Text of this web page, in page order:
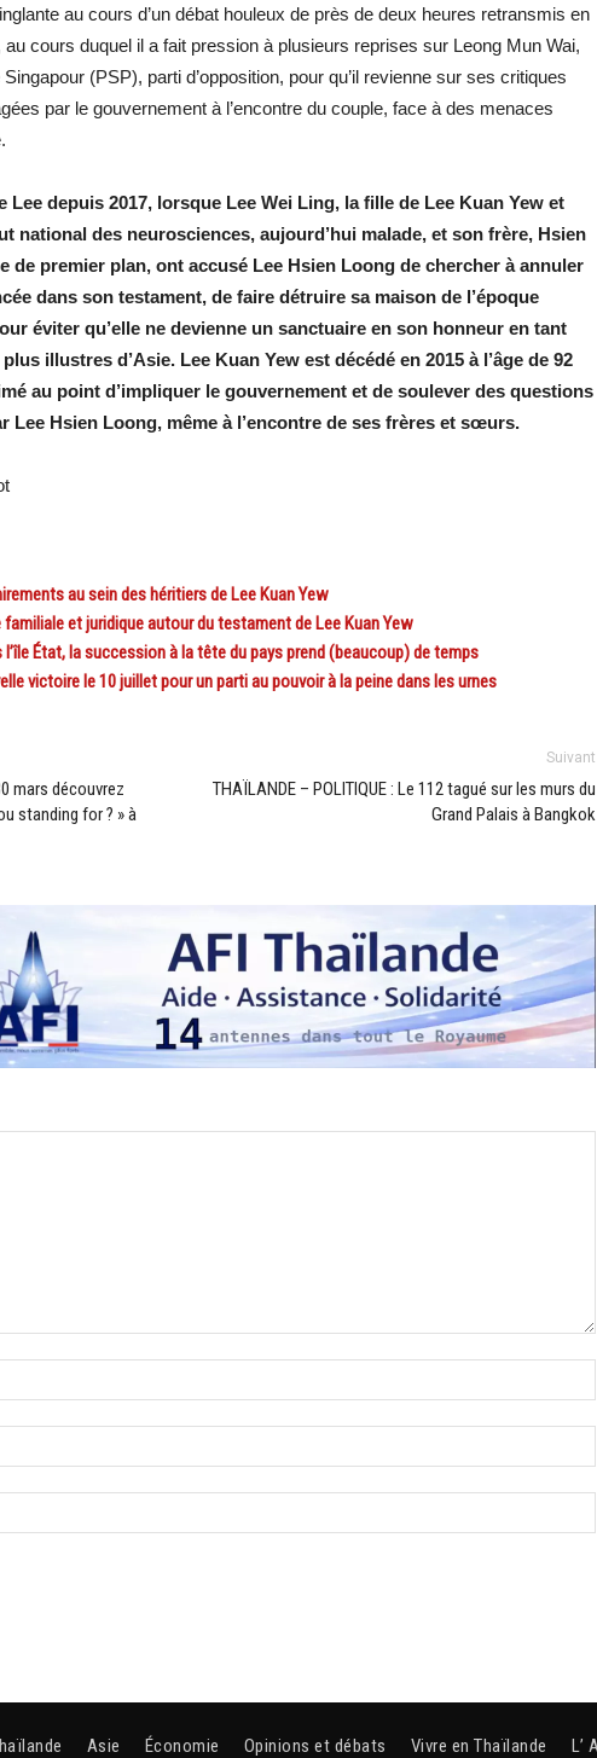
au cours d’un débat houleux de près de deux heures retransmis en
cours duquel il a fait pression à plusieurs reprises sur Leong Mun Wai,
(PSP), parti d’opposition, pour qu’il revienne sur ses critiques
par le gouvernement à l’encontre du couple, face à des menaces
depuis 2017, lorsque Lee Wei Ling, la fille de Lee Kuan Yew et
national des neurosciences, aujourd’hui malade, et son frère, Hsien
de premier plan, ont accusé Lee Hsien Loong de chercher à annuler
dans son testament, de faire détruire sa maison de l’époque
éviter qu’elle ne devienne un sanctuaire en son honneur en tant
illustres d’Asie. Lee Kuan Yew est décédé en 2015 à l’âge de 92
au point d’impliquer le gouvernement et de soulever des questions
Lee Hsien Loong, même à l’encontre de ses frères et sœurs.
au sein des héritiers de Lee Kuan Yew
familiale et juridique autour du testament de Lee Kuan Yew
l’île État, la succession à la tête du pays prend (beaucoup) de temps
victoire le 10 juillet pour un parti au pouvoir à la peine dans les urnes
mars découvrez
standing for ? » à
Suivant
THAÏLANDE – POLITIQUE : Le 112 tagué sur les murs du
Grand Palais à Bangkok
Asie Économie Opinions et débats Vivre en Thaïlande L’